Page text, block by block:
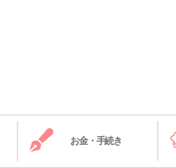
お金・手続き